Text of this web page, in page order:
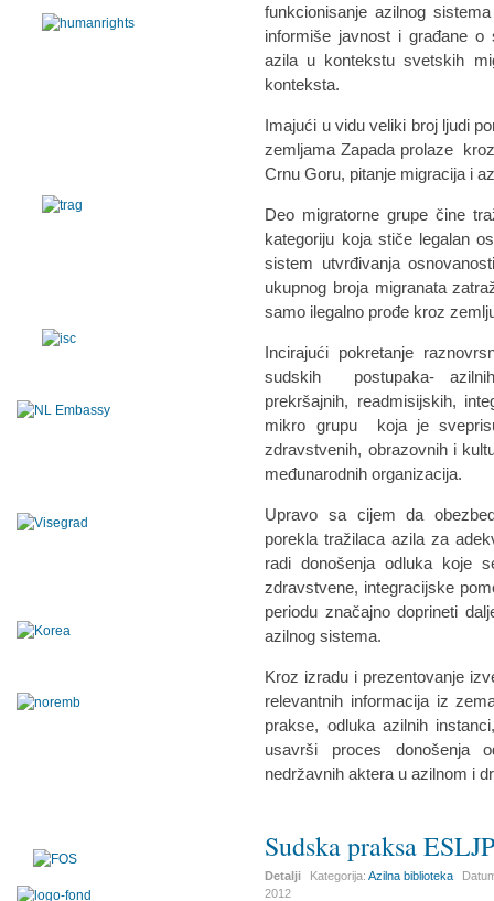
funkcionisanje azilnog
informiše javnost i građane o
azila u kontekstu svetskih
konteksta.
Imajući u vidu veliki broj ljudi
zemljama Zapada prolaze
Crnu Goru, pitanje migracija i
Deo migratorne grupe čine
kategoriju koja stiče legalan
sistem utvrđivanja
ukupnog broja migranata
samo ilegalno prođe kroz
Incirajući pokretanje
sudskih postupaka-
prekršajnih, readmisijskih,
mikro grupu koja je
zdravstvenih, obrazovnih i
međunarodnih organizacija.
Upravo sa cijem da
porekla tražilaca azila za
radi donošenja odluka koje
zdravstvene, integracijske
periodu značajno doprineti
azilnog sistema.
Kroz izradu i prezentovanje
relevantnih informacija iz
prakse, odluka azilnih
usavrši proces donošenja
nedržavnih aktera u azilnom i
Sudska praksa
Detalji Kategorija:Azilna biblioteka
2012